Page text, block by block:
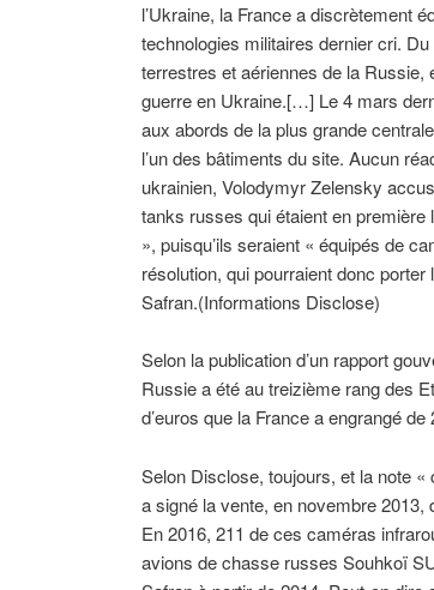
l’Ukraine, la France a discrètement
technologies militaires dernier cri.
terrestres et aériennes de la Russie,
guerre en Ukraine.[…] Le 4 mars
aux abords de la plus grande
l’un des bâtiments du site. Aucun
ukrainien, Volodymyr Zelensky
tanks russes qui étaient en
», puisqu’ils seraient « équipés de
résolution, qui pourraient donc
Safran.(Informations Disclose)
Selon la publication d’un rapport
Russie a été au treizième rang des
d’euros que la France a engrangé de
Selon Disclose, toujours, et la note
a signé la vente, en novembre
En 2016, 211 de ces caméras
avions de chasse russes Souhkoï